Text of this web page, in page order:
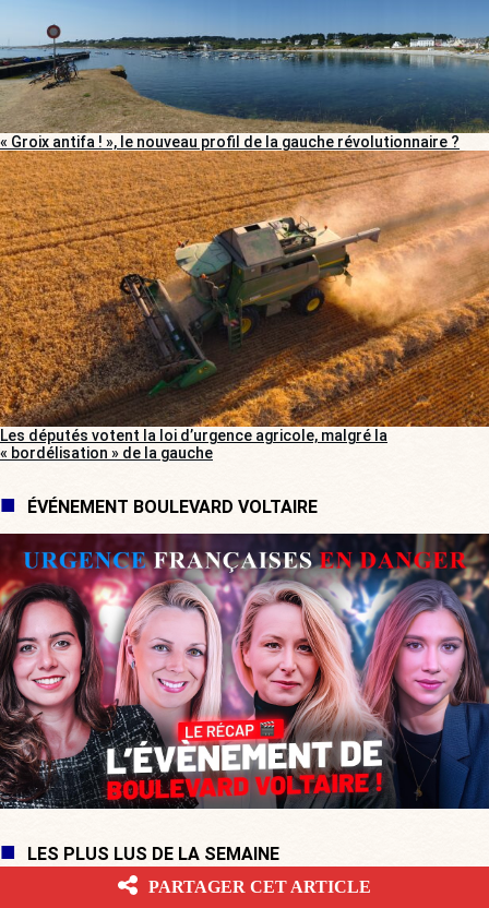
« Groix antifa ! », le nouveau profil de la gauche révolutionnaire ?
Les députés votent la loi d’urgence agricole, malgré la
« bordélisation » de la gauche
ÉVÉNEMENT BOULEVARD VOLTAIRE
LES PLUS LUS DE LA SEMAINE
PARTAGER CET ARTICLE